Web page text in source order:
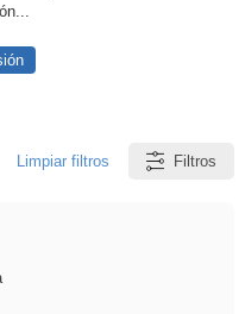
Limpiar filtros Filtros